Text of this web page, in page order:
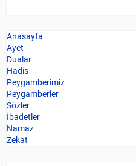
Anasayfa
Ayet
Dualar
Hadis
Peygamberimiz
Peygamberler
Sözler
İbadetler
Namaz
Zekat